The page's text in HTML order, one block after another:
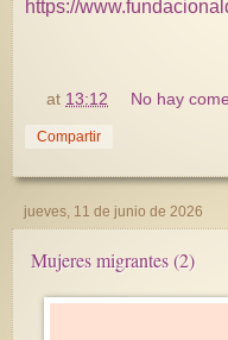
https://
at 13:12 No hay
Compartir
jueves, 11 de junio de 2026
Mujeres migrantes (2)